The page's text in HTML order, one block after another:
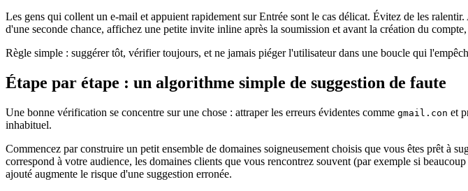
Les gens qui collent un e‑mail et appuient rapidement sur Entrée sont le cas délicat. Évitez de les
d'une seconde chance, affichez une petite invite inline après la soumission et avant la création du
Règle simple : suggérer tôt, vérifier toujours, et ne jamais piéger l'utilisateur dans une boucle qui
Étape par étape : un algorithme simple de suggestion de faute
Une bonne vérification se concentre sur une chose : attraper les erreurs évidentes comme gmail.con et
inhabituel.
Commencez par construire un petit ensemble de domaines soigneusement choisis que vous êtes prêt à
correspond à votre audience, les domaines clients que vous rencontrez souvent (par exemple si
ajouté augmente le risque d'une suggestion erronée.